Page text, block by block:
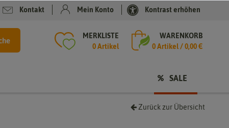
Kontakt Mein Konto Kontrast erhöhen
MERKLISTE
0 Artikel
WARENKORB
0Artikel /0,00 €
SALE
Zurück zur Übersicht